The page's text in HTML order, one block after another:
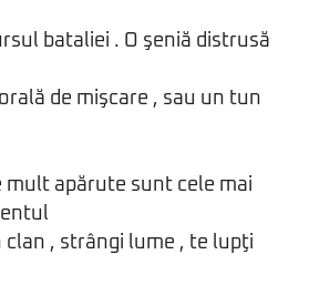
bataliei . O şeniă distrusă
de mişcare , sau un tun
mult apărute sunt cele mai
clan , strângi lume , te lupţi